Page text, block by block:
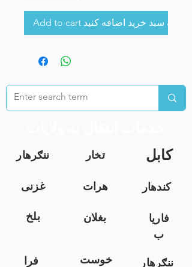
Add to cart به سبد خرید اضافه کنید
ننګرهار تخار کابل
غزنی هرات
کندهار
بلخ
بغلان
فاریا
ب
فرا
خوست ننګرهار